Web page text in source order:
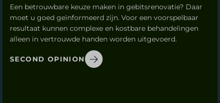
Een betrouwbare keuze maken in gebitsrenovatie? Daar
moet u goed geïnformeerd zijn. Voor een voorspelbaar
resultaat kunnen complexe en kostbare behandelingen
alleen in vertrouwde handen worden uitgevoerd.
SECOND OPINION